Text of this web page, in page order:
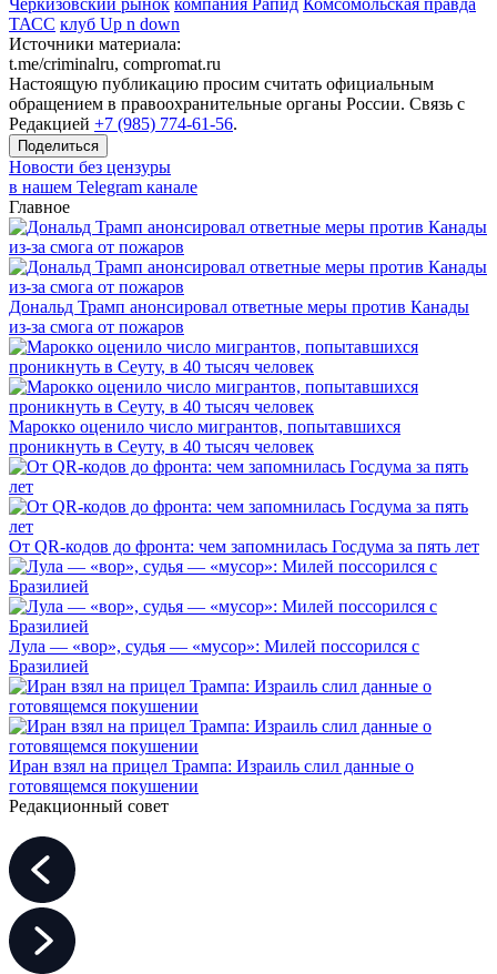
ТАСС клуб Up n down
Источники материала:
t.me/criminalru, compromat.ru
Настоящую публикацию просим считать официальным
обращением в правоохранительные органы России. Связь с
Редакцией +7 (985) 774-61-56.
Поделиться
Новости без цензуры
в нашем Telegram канале
Главное
Дональд Трамп анонсировал ответные меры против Канады
из-за смога от пожаров
Марокко оценило число мигрантов, попытавшихся
проникнуть в Сеуту, в 40 тысяч человек
От QR-кодов до фронта: чем запомнилась Госдума за пять лет
Лула — «вор», судья — «мусор»: Милей поссорился с
Бразилией
Иран взял на прицел Трампа: Израиль слил данные о
готовящемся покушении
Редакционный совет